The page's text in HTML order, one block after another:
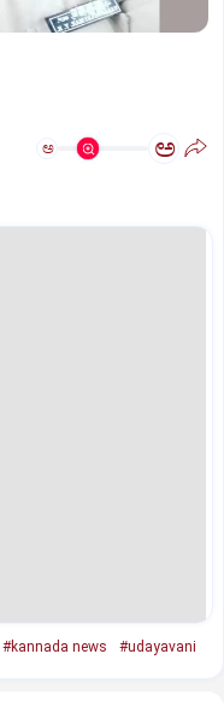
ಅ ಅ
#kannada news #udayavani